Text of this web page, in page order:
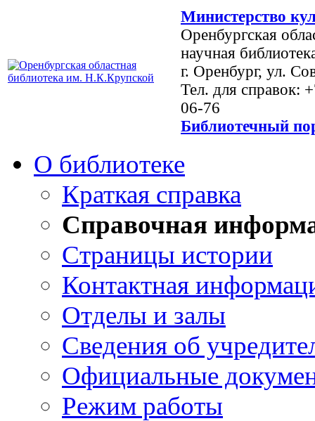
Министерство
Оренбургская
научная
г. Оренбург, ул.
Тел. для справок:
06-76
Библиотечный
О библиотеке
Краткая справка
Справочная
Страницы истории
Контактная
Отделы и залы
Сведения об
Официальные
Режим работы